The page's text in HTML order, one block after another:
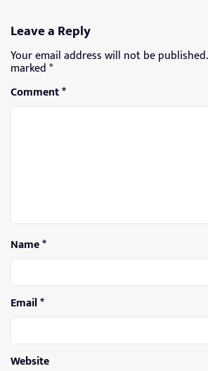
Leave a Reply
Your email address will not be published.
marked*
Comment*
Name*
Email*
Website